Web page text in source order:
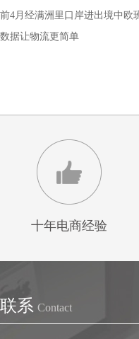
前4月经满洲里口岸进出境中欧
数据让物流更简单
十年电商经验
联系 Contact